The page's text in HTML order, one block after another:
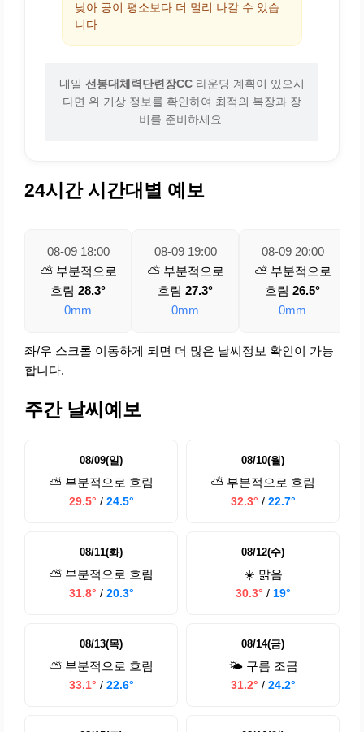
낮아 공이 평소보다 더 멀리 나갈 수 있습
니다.
내일 선봉대체력단련장CC 라운딩 계획이 있으시
다면 위 기상 정보를 확인하여 최적의 복장과 장
비를 준비하세요.
24시간 시간대별 예보
08-09 18:00
⛅ 부분적으로
흐림 28.3°
0mm
08-09 19:00
⛅ 부분적으로
흐림 27.3°
0mm
08-09 20:00
⛅ 부분적으로
흐림 26.5°
0mm
좌/우 스크롤 이동하게 되면 더 많은 날씨정보 확인이 가능
합니다.
주간 날씨예보
08/09(일)
⛅ 부분적으로 흐림
29.5° / 24.5°
08/10(월)
⛅ 부분적으로 흐림
32.3° / 22.7°
08/11(화)
⛅ 부분적으로 흐림
31.8° / 20.3°
08/12(수)
☀️ 맑음
30.3° / 19°
08/13(목)
⛅ 부분적으로 흐림
33.1° / 22.6°
08/14(금)
🌤️ 구름 조금
31.2° / 24.2°